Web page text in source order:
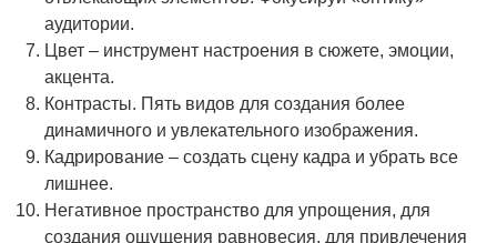
аудитории.
Цвет – инструмент настроения в сюжете, эмоции,
акцента.
Контрасты. Пять видов для создания более
динамичного и увлекательного изображения.
Кадрирование – создать сцену кадра и убрать все
лишнее.
Негативное пространство для упрощения, для
создания ощущения равновесия, для привлечения